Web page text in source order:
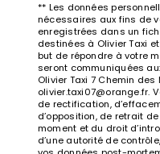
** Les données
nécessaires aux fins de
enregistrées dans un
destinées à Olivier Taxi
but de répondre à votre
seront communiquées
Olivier Taxi 7 Chemin
olivier.taxi07@orange.fr.
de rectification,
d’opposition, de retrait
moment et du droit
d’une autorité de